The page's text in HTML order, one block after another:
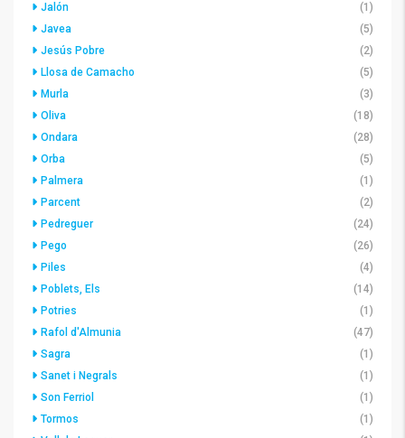
Jalón
(1)
Javea
(5)
Jesús Pobre
(2)
Llosa de Camacho
(5)
Murla
(3)
Oliva
(18)
Ondara
(28)
Orba
(5)
Palmera
(1)
Parcent
(2)
Pedreguer
(24)
Pego
(26)
Piles
(4)
Poblets, Els
(14)
Potries
(1)
Rafol d'Almunia
(47)
Sagra
(1)
Sanet i Negrals
(1)
Son Ferriol
(1)
Tormos
(1)